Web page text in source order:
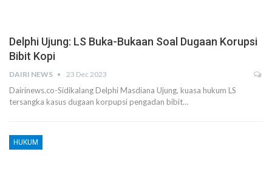
Delphi Ujung: LS Buka-Bukaan Soal Dugaan Korupsi
Bibit Kopi
DAIRI NEWS 23 Dec 2023
Dairinews.co-Sidikalang Delphi Masdiana Ujung, kuasa hukum LS
tersangka kasus dugaan korpupsi pengadan bibit…
HUKUM